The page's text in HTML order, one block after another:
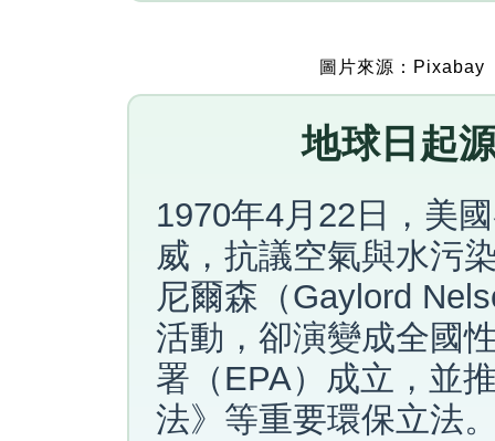
圖片來源：Pixabay
地球日起
1970年4月22日，美
威，抗議空氣與水污
尼爾森（Gaylord
活動，卻演變成全國
署（EPA）成立，並
法》等重要環保立法